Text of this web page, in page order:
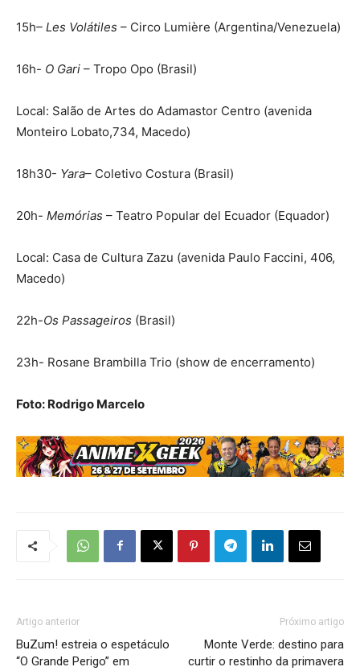
15h– Les Volátiles – Circo Lumière (Argentina/Venezuela)
16h- O Gari – Tropo Opo (Brasil)
Local: Salão de Artes do Adamastor Centro (avenida
Monteiro Lobato,734, Macedo)
18h30- Yara– Coletivo Costura (Brasil)
20h- Memórias – Teatro Popular del Ecuador (Equador)
Local: Casa de Cultura Zazu (avenida Paulo Faccini, 406,
Macedo)
22h-Os Passageiros (Brasil)
23h- Rosane Brambilla Trio (show de encerramento)
Foto: Rodrigo Marcelo
Artigo anterior
BuZum! estreia o espetáculo
“O Grande Perigo” em
Próximo artigo
Monte Verde: destino para
curtir o restinho da primavera